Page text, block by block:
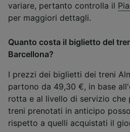
variare, pertanto controlla il
per maggiori dettagli.
Quanto costa il biglietto del
Barcellona?
I prezzi dei biglietti dei treni
partono da 49,30 €, in base
rotta e al livello di servizio che
treni prenotati in anticipo
rispetto a quelli acquistati il